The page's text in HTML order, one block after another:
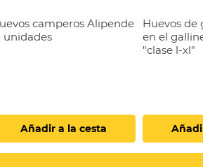
camperos Alipende
unidades
Añadir a la cesta
Huevos de
en el
"clase l-xl"